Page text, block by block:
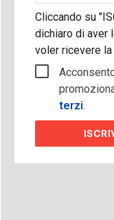
Cliccando su
dichiaro di aver
voler ricevere
terzi.